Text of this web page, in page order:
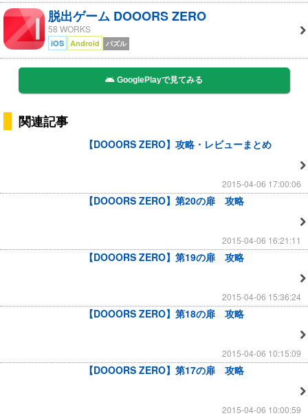
脱出ゲーム DOOORS ZERO
58 WORKS
iOS Android パズル
GooglePlayで見てみる
関連記事
【DOOORS ZERO】攻略・レビューまとめ
2015-04-06 17:00:06
【DOOORS ZERO】第20の扉 攻略
2015-04-06 16:21:11
【DOOORS ZERO】第19の扉 攻略
2015-04-06 15:36:24
【DOOORS ZERO】第18の扉 攻略
2015-04-06 10:15:09
【DOOORS ZERO】第17の扉 攻略
2015-04-06 10:00:59